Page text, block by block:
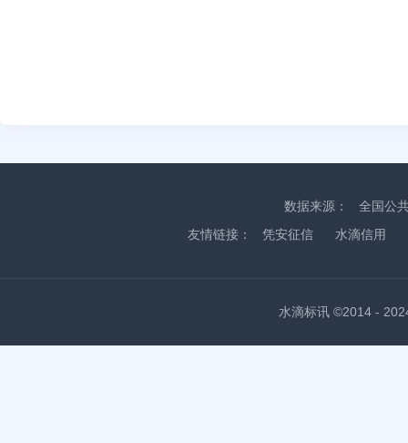
数据来源：
全国公
友情链接：
凭安征信 水滴信用
水滴标讯 ©2014 -